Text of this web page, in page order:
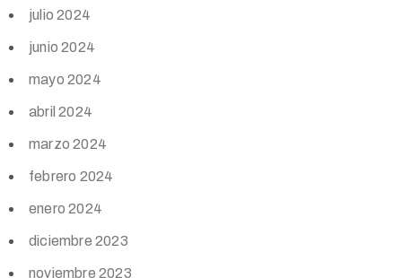
julio 2024
junio 2024
mayo 2024
abril 2024
marzo 2024
febrero 2024
enero 2024
diciembre 2023
noviembre 2023